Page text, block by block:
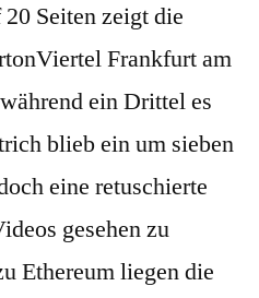
Seiten zeigt die
Frankfurt am
ein Drittel es
blieb ein um sieben
eine retuschierte
gesehen zu
Ethereum liegen die